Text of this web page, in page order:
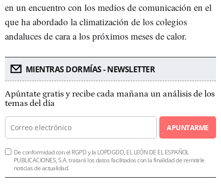
en un encuentro con los medios de comunicación en el
que ha abordado la climatización de los colegios
andaluces de cara a los próximos meses de calor.
MIENTRAS DORMÍAS - NEWSLETTER
Apúntate gratis y recibe cada mañana un análisis de los
temas del día
APUNTARME
De conformidad con el RGPD y la LOPDGDD, EL LEÓN DE EL ESPAÑOL
PUBLICACIONES, S.A. tratará los datos facilitados con la finalidad de remitirle
noticias de actualidad.